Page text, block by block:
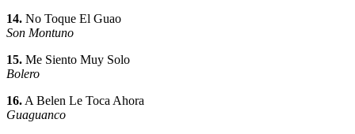
14. No Toque El Guao
Son Montuno
15. Me Siento Muy Solo
Bolero
16.A Belen Le Toca Ahora
Guaguanco